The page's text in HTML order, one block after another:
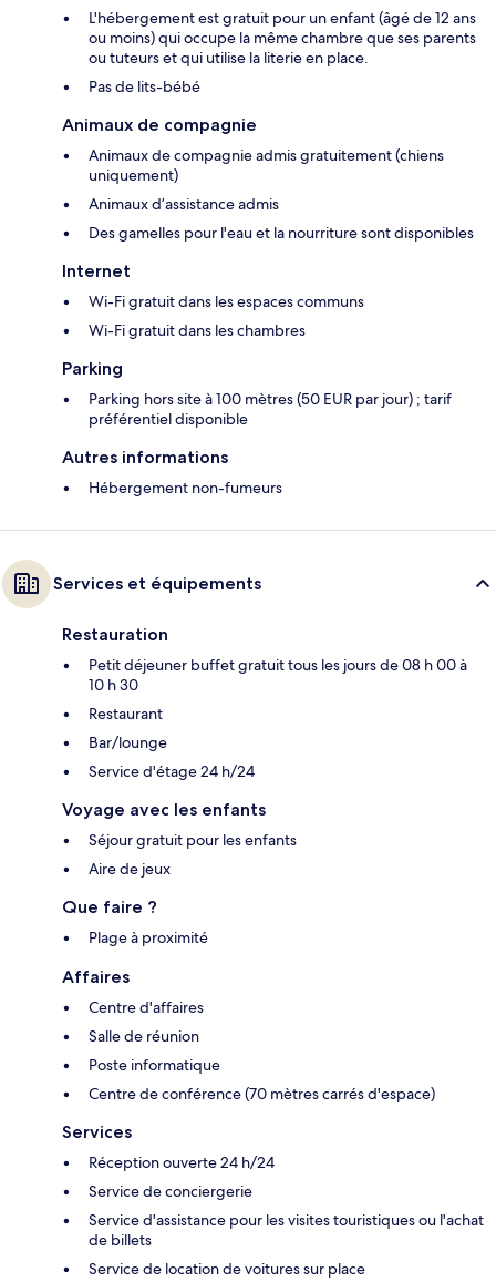
L'hébergement est gratuit pour un enfant (âgé de 12 ans
ou moins) qui occupe la même chambre que ses parents
ou tuteurs et qui utilise la literie en place.
Pas de lits-bébé
Animaux de compagnie
Animaux de compagnie admis gratuitement (chiens
uniquement)
Animaux d’assistance admis
Des gamelles pour l'eau et la nourriture sont disponibles
Internet
Wi-Fi gratuit dans les espaces communs
Wi-Fi gratuit dans les chambres
Parking
Parking hors site à 100 mètres (50 EUR par jour) ; tarif
préférentiel disponible
Autres informations
Hébergement non-fumeurs
Services et équipements
Restauration
Petit déjeuner buffet gratuit tous les jours de 08 h 00 à
10 h 30
Restaurant
Bar/lounge
Service d'étage 24 h/24
Voyage avec les enfants
Séjour gratuit pour les enfants
Aire de jeux
Que faire ?
Plage à proximité
Affaires
Centre d'affaires
Salle de réunion
Poste informatique
Centre de conférence (70 mètres carrés d'espace)
Services
Réception ouverte 24 h/24
Service de conciergerie
Service d'assistance pour les visites touristiques ou l'achat
de billets
Service de location de voitures sur place